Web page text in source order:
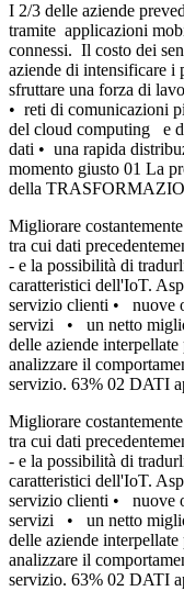
I 2/3 delle aziende
tramite applicazioni
connessi. Il costo dei
aziende di intensificare i
sfruttare una forza di
• reti di comunicazioni
del cloud computing e
dati • una rapida
momento giusto 01 La
della
Migliorare
tra cui dati
- e la possibilità di
caratteristici dell'IoT.
servizio clienti • nuove
servizi • un netto
delle aziende
analizzare il
servizio. 63% 02 DATI
Migliorare
tra cui dati
- e la possibilità di
caratteristici dell'IoT.
servizio clienti • nuove
servizi • un netto
delle aziende
analizzare il
servizio. 63% 02 DATI